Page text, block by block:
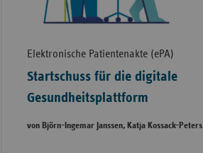
Elektronische Patientenakte (ePA)
Startschuss für die digitale
Gesundheitsplattform
von Björn-Ingemar Janssen, Katja Kossack-Peters